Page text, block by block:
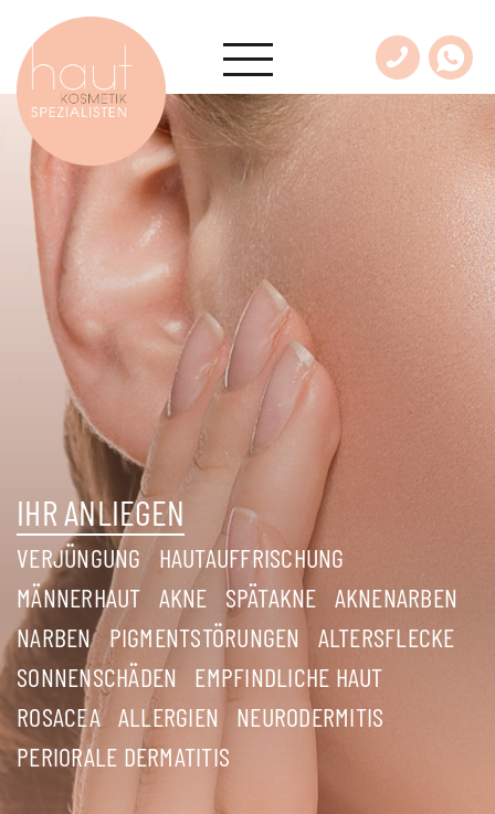
IHR ANLIEGEN
VERJÜNGUNG
HAUTAUFFRISCHUNG
MÄNNERHAUT AKNE SPÄTAKNE AKNENARBEN
NARBEN PIGMENTSTÖRUNGEN
ALTERSFLECKE
SONNENSCHÄDEN
EMPFINDLICHE HAUT
ROSACEA ALLERGIEN
NEURODERMITIS
PERIORALE DERMATITIS